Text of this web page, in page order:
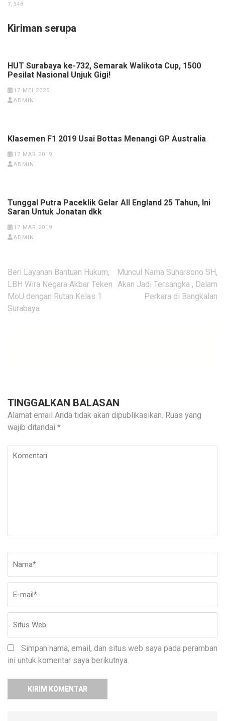
7,348
Kiriman serupa
HUT Surabaya ke-732, Semarak Walikota Cup, 1500
Pesilat Nasional Unjuk Gigi!
17 MEI 2025
ADMIN
Klasemen F1 2019 Usai Bottas Menangi GP Australia
17 MAR 2019
ADMIN
Tunggal Putra Paceklik Gelar All England 25 Tahun, Ini
Saran Untuk Jonatan dkk
17 MAR 2019
ADMIN
Navigasi
pos
Beri Layanan Bantuan Hukum,
LBH Wira Negara Akbar Teken
MoU dengan Rutan Kelas 1
Surabaya
Muncul Nama Suharsono SH,
Akan Jadi Tersangka , Dalam
Perkara di Bangkalan
TINGGALKAN BALASAN
Alamat email Anda tidak akan dipublikasikan. Ruas yang
wajib ditandai *
Komentari
Simpan nama, email, dan situs web saya pada peramban
ini untuk komentar saya berikutnya.